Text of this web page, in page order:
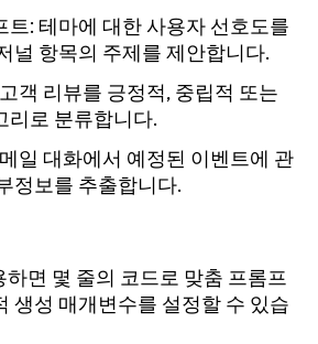
트: 테마에 대한 사용자 선호도를
널 항목의 주제를 제안합니다.
객 리뷰를 긍정적, 중립적 또는
리로 분류합니다.
일 대화에서 예정된 이벤트에 관
정보를 추출합니다.
면 몇 줄의 코드로 맞춤 프롬프
생성 매개변수를 설정할 수 있습